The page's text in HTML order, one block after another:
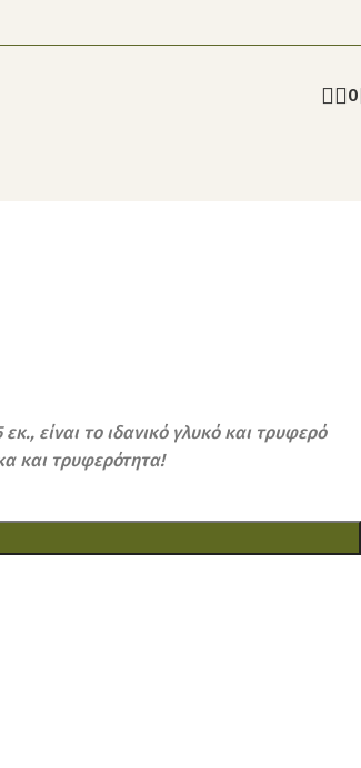
0
είναι το ιδανικό γλυκό και τρυφερό
και τρυφερότητα!